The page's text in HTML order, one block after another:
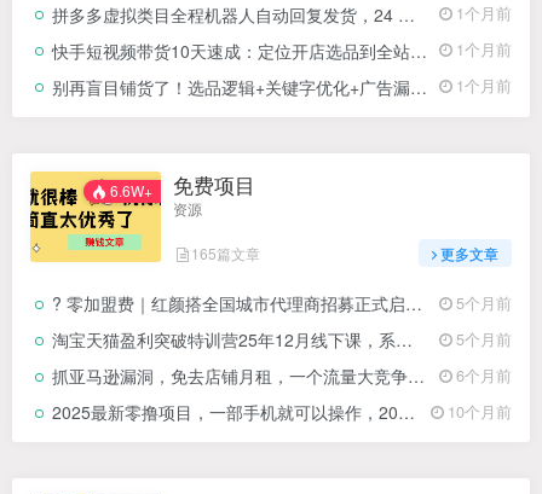
拼多多虚拟类目全程机器人自动回复发货，24 小时机器人运营，做好轻松月入 1-5W 1个月前
快手短视频带货10天速成：定位开店选品到全站推广，三种带货模式全拆解 1个月前
别再盲目铺货了！选品逻辑+关键字优化+广告漏斗，一套课打通亚马逊出单全流程 1个月前
6.6W+ 免费项目
资源
165篇文章 更多文章
? 零加盟费｜红颜搭全国城市代理商招募正式启动！ 5个月前
淘宝天猫盈利突破特训营25年12月线下课，系统性的深度剖析电商企业经营之道，打造电商标准化运营体系 5个月前
抓亚马逊漏洞，免去店铺月租，一个流量大竞争小，让你有机会成大卖的赛道 6个月前
2025最新零撸项目，一部手机就可以操作，20秒一单，零投入纯薅羊毛，无门槛，一天200+【揭秘】 10个月前